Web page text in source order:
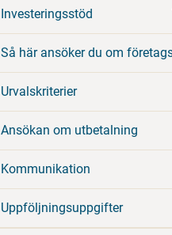
Investeringsstöd
Så här ansöker du om
Urvalskriterier
Ansökan om utbetalning
Kommunikation
Uppföljningsuppgifter